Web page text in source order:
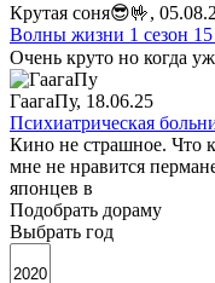
Крутая соня😎🤟,
Волны жизни 1 сезон 15
Очень круто но когда
ГаагаПу, 18.06.25
Психиатрическая
Кино не страшное. Что
мне не нравится
японцев в
Подобрать дораму
Выбрать год